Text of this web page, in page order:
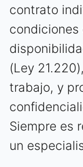
contrato
condiciones
(Ley
trabajo, y
Siempre es
un